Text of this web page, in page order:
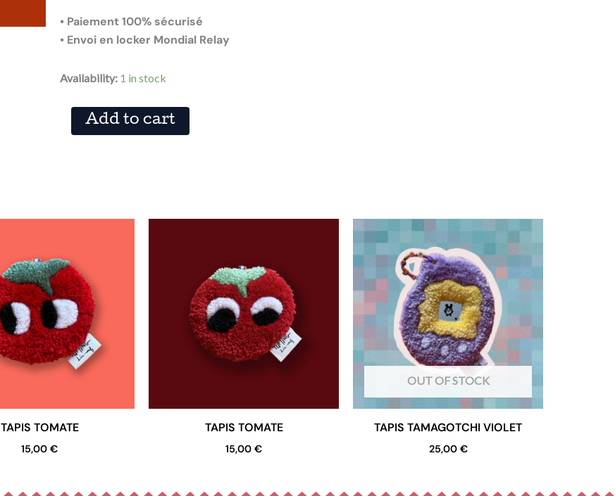
• Paiement 100% sécurisé
• Envoi en locker Mondial Relay
Availability: 1 in stock
TAPIS
Add to cart
TAPIS TOMATE
15,00 €
TAPIS TOMATE
15,00 €
OUT OF STOCK
TAPIS TAMAGOTCHI VIOLET
25,00 €